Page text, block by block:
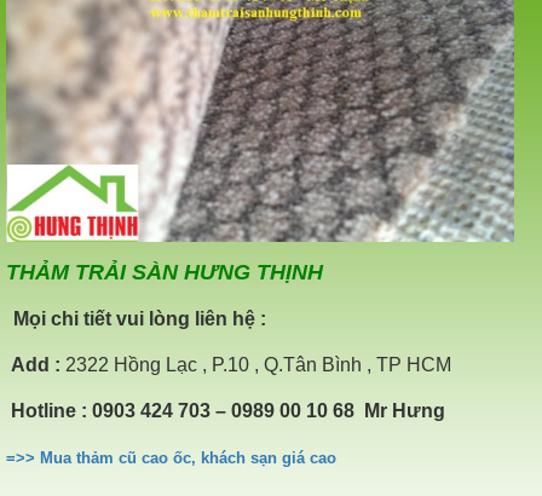
THẢM TRẢI SÀN HƯNG THỊNH
Mọi chi tiết vui lòng liên hệ :
Add : 2322 Hồng Lạc , P.10 , Q.Tân Bình , TP HCM
Hotline : 0903 424 703 – 0989 00 10 68 Mr Hưng
=>> Mua thảm cũ cao ốc, khách sạn giá cao